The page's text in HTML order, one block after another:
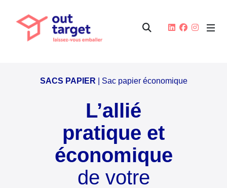
SACS PAPIER | Sac papier économique
L’allié
pratique et
économique
de votre